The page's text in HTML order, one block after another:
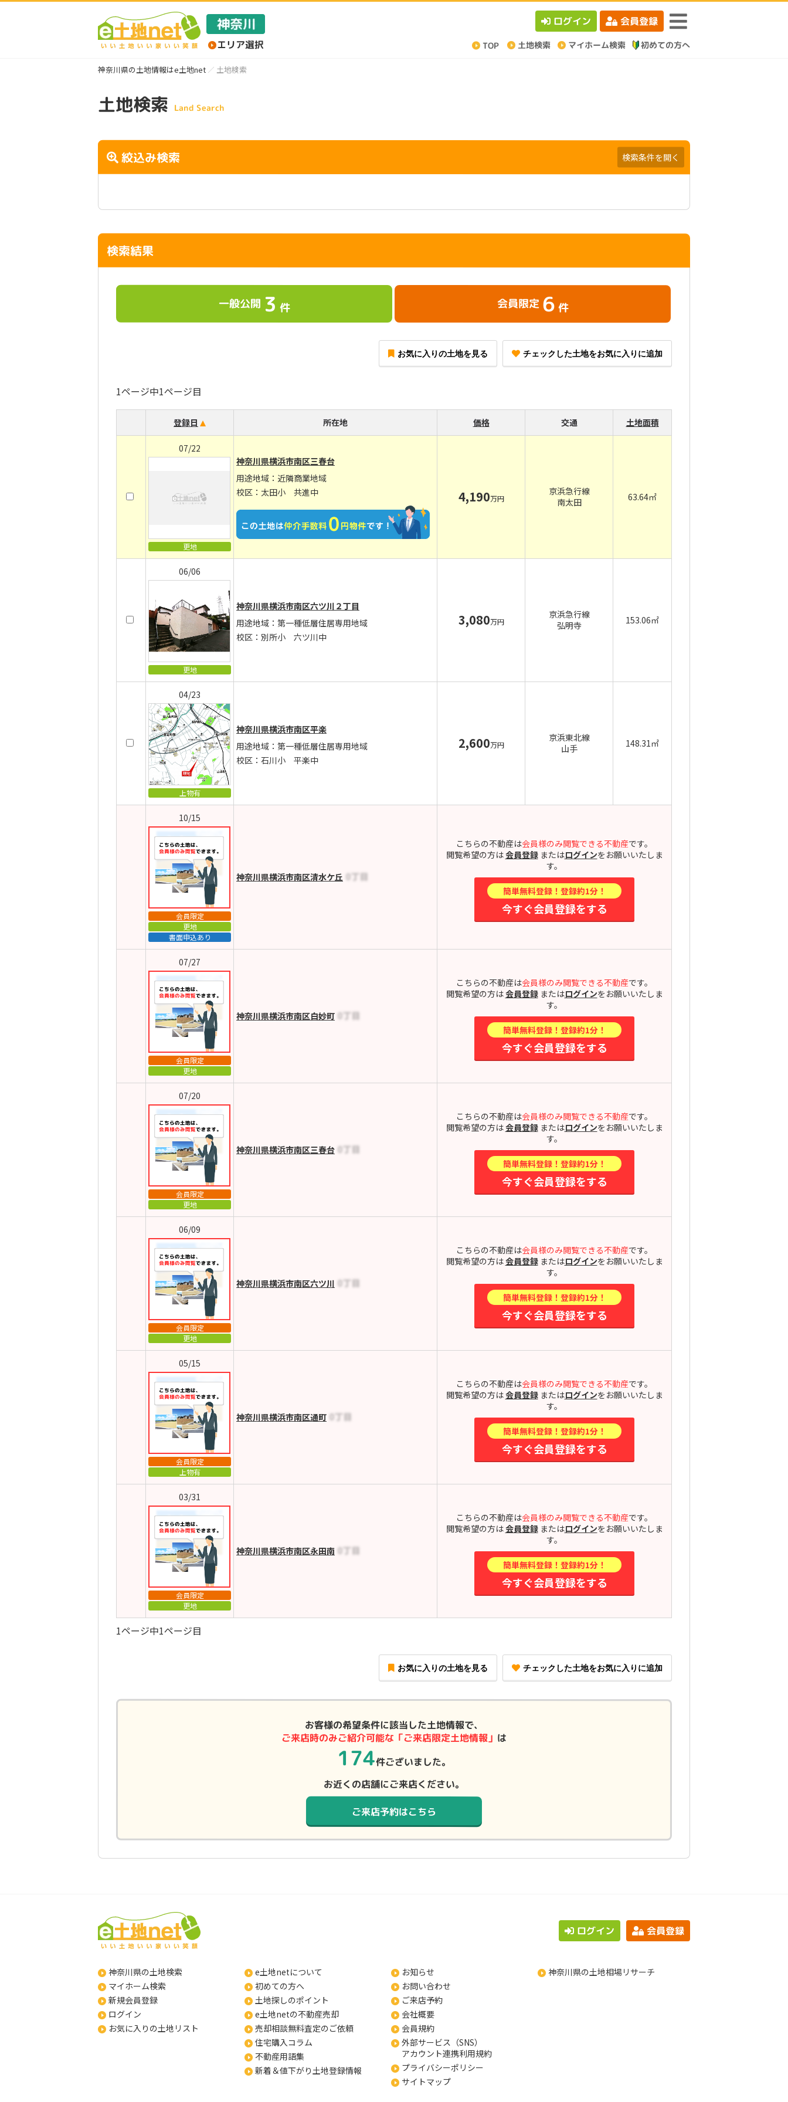
ログイン 会員登録
神奈川県の土地情報はe土地net 土地検索
土地検索 Land Search
絞込み検索 検索条件を開く
検索結果
一般公開 3 件 会員限定 6 件
お気に入りの土地を見る チェックした土地をお気に入りに追加
1ページ中1ページ目
登録日 所在地 価格 交通 土地面積
07/22
更地
神奈川県横浜市南区三春台
用途地域：近隣商業地域
校区：太田小 共進中
4,190万円
京浜急行線
南太田
63.64㎡
06/06
更地
神奈川県横浜市南区六ツ川２丁目
用途地域：第一種低層住居専用地域
校区：別所小 六ツ川中
3,080万円
京浜急行線
弘明寺
153.06㎡
04/23
上物有
神奈川県横浜市南区平楽
用途地域：第一種低層住居専用地域
校区：石川小 平楽中
2,600万円
京浜東北線
山手
148.31㎡
10/15
会員限定
更地
書面申込あり
神奈川県横浜市南区清水ケ丘
こちらの不動産は会員様のみ閲覧できる不動産です。
閲覧希望の方は会員登録またはログインをお願いいたしま
す。
簡単無料登録！登録約1分！
今すぐ会員登録をする
07/27
会員限定
更地
神奈川県横浜市南区白妙町
こちらの不動産は会員様のみ閲覧できる不動産です。
閲覧希望の方は会員登録またはログインをお願いいたしま
す。
簡単無料登録！登録約1分！
今すぐ会員登録をする
07/20
会員限定
更地
神奈川県横浜市南区三春台
こちらの不動産は会員様のみ閲覧できる不動産です。
閲覧希望の方は会員登録またはログインをお願いいたしま
す。
簡単無料登録！登録約1分！
今すぐ会員登録をする
06/09
会員限定
更地
神奈川県横浜市南区六ツ川
こちらの不動産は会員様のみ閲覧できる不動産です。
閲覧希望の方は会員登録またはログインをお願いいたしま
す。
簡単無料登録！登録約1分！
今すぐ会員登録をする
05/15
会員限定
上物有
神奈川県横浜市南区通町
こちらの不動産は会員様のみ閲覧できる不動産です。
閲覧希望の方は会員登録またはログインをお願いいたしま
す。
簡単無料登録！登録約1分！
今すぐ会員登録をする
03/31
会員限定
更地
神奈川県横浜市南区永田南
こちらの不動産は会員様のみ閲覧できる不動産です。
閲覧希望の方は会員登録またはログインをお願いいたしま
す。
簡単無料登録！登録約1分！
今すぐ会員登録をする
1ページ中1ページ目
お気に入りの土地を見る チェックした土地をお気に入りに追加
お客様の希望条件に該当した土地情報で、
ご来店時のみご紹介可能な「ご来店限定土地情報」 は
174件ございました。
お近くの店舗にご来店ください。
ご来店予約はこちら
ログイン 会員登録
神奈川県の土地検索
マイホーム検索
新規会員登録
ログイン
お気に入りの土地リスト
e土地netについて
初めての方へ
土地探しのポイント
e土地netの不動産売却
売却相談無料査定のご依頼
住宅購入コラム
不動産用語集
新着＆値下がり土地登録情報
お知らせ
お問い合わせ
ご来店予約
会社概要
会員規約
外部サービス（SNS）
アカウント連携利用規約
プライバシーポリシー
サイトマップ
神奈川県の土地相場リサーチ